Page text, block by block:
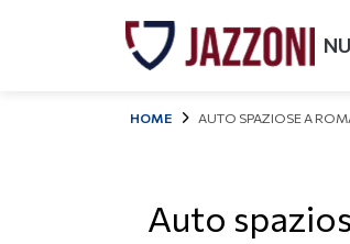
HOME AUTO SPAZIOSE A
Auto